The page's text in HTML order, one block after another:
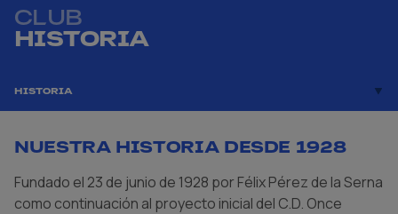
HISTORIA
CLUB
HISTORIA
NUESTRA HISTORIA DESDE 1928
Fundado el 23 de junio de 1928 por Félix Pérez de la Serna
como continuación al proyecto inicial del C.D. Once